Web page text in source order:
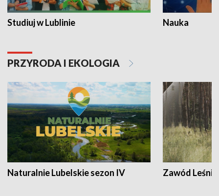
Studiuj w Lublinie Nauka
PRZYRODA I EKOLOGIA
Naturalnie Lubelskie sezon IV Zawód Leśnik